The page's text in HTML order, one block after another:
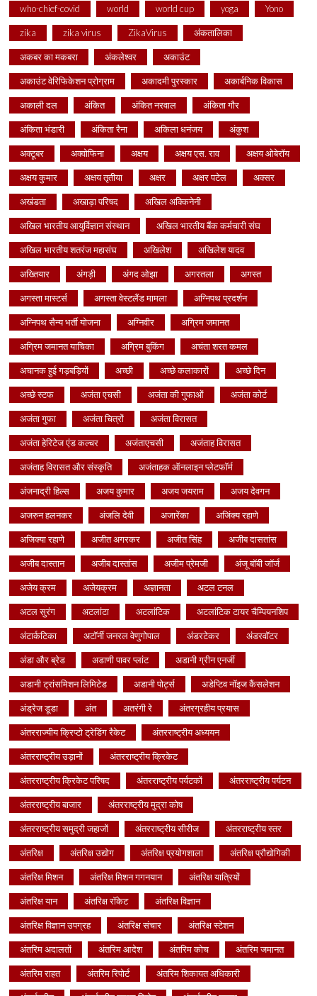
who-chief-covid world world cup yoga Yono
zika zika virus ZikaVirus अंकतालिका
अकबर का मकबरा अंकलेश्वर अकाउंट
अकाउंट वेरिफिकेशन प्रोग्राम अकादमी पुरस्कार अकार्बनिक विकास
अकाली दल अंकित अंकित नरवाल अंकिता गौर
अंकिता भंडारी अंकिता रैना अकिला धनंजय अंकुश
अक्टूबर अक्वोफिना अक्षय अक्षय एस. राव अक्षय ओबेरॉय
अक्षय कुमार अक्षय तृतीया अक्षर अक्षर पटेल अक्सर
अखंडता अखाड़ा परिषद अखिल अक्किनेनी
अखिल भारतीय आयुर्विज्ञान संस्थान अखिल भारतीय बैंक कर्मचारी संघ
अखिल भारतीय शतरंज महासंघ अखिलेश अखिलेश यादव
अख्तियार अंगड़ी अंगद ओझा अगरतला अगस्त
अगस्ता मास्टर्स अगस्ता वेस्टलैंड मामला अग्निपथ प्रदर्शन
अग्निपथ सैन्य भर्ती योजना अग्निवीर अग्रिम जमानत
अग्रिम जमानत याचिका अग्रिम बुकिंग अचंता शरत कमल
अचानक हुई गड़बड़ियों अच्छी अच्छे कलाकारों अच्छे दिन
अच्छे स्टफ अजंता एचसी अजंता की गुफाओं अजंता कोर्ट
अजंता गुफा अजंता चित्रों अजंता विरासत
अजंता हेरिटेज एंड कल्चर अजंताएचसी अजंताह विरासत
अजंताह विरासत और संस्कृति अजंताहक ऑनलाइन प्लेटफॉर्म
अंजनाद्री हिल्स अजय कुमार अजय जयराम अजय देवगन
अजरुन हलनकर अंजलि देवी अजारेंका अजिंक्य रहाणे
अजिक्या रहाणे अजीत अगरकर अजीत सिंह अजीब दासतांस
अजीब दास्तान अजीब दास्तांस अजीम प्रेमजी अंजू बॉबी जॉर्ज
अजेय क्रम अजेयक्रम अज्ञानता अटल टनल
अटल सुरंग अटलांटा अटलांटिक अटलांटिक टायर चैम्पियनशिप
अंटार्कटिका अटॉर्नी जनरल वेणुगोपाल अंडरटेकर अंडरवॉटर
अंडा और ब्रेड अडाणी पावर प्लांट अडानी ग्रीन एनर्जी
अडानी ट्रांसमिशन लिमिटेड अडानी पोर्ट्स अडेप्टिव नॉइज कैंसलेशन
अंड्रेज डूडा अंत अतरंगी रे अंतरग्रहीय प्रयास
अंतरराज्यीय क्रिप्टो ट्रेडिंग रैकेट अंतरराष्ट्रीय अध्ययन
अंतरराष्ट्रीय उड़ानों अंतरराष्ट्रीय क्रिकेट
अंतरराष्ट्रीय क्रिकेट परिषद अंतरराष्ट्रीय पर्यटकों अंतरराष्ट्रीय पर्यटन
अंतरराष्ट्रीय बाजार अंतरराष्ट्रीय मुद्रा कोष
अंतरराष्ट्रीय समुद्री जहाजों अंतरराष्ट्रीय सीरीज अंतरराष्ट्रीय स्तर
अंतरिक्ष अंतरिक्ष उद्योग अंतरिक्ष प्रयोगशाला अंतरिक्ष प्रौद्योगिकी
अंतरिक्ष मिशन अंतरिक्ष मिशन गगनयान अंतरिक्ष यात्रियों
अंतरिक्ष यान अंतरिक्ष रॉकेट अंतरिक्ष विज्ञान
अंतरिक्ष विज्ञान उपग्रह अंतरिक्ष संचार अंतरिक्ष स्टेशन
अंतरिम अदालतों अंतरिम आदेश अंतरिम कोच अंतरिम जमानत
अंतरिम राहत अंतरिम रिपोर्ट अंतरिम शिकायत अधिकारी